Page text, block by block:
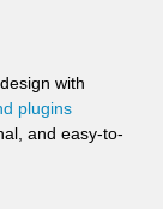
with
plugins
and easy-to-